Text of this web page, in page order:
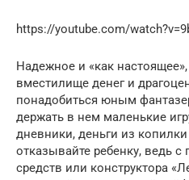
https://youtube.com/
Надежное и «как
вместилище денег и
понадобиться юным
держать в нем маленькие
дневники, деньги из
отказывайте ребенку, ведь
средств или конструктора